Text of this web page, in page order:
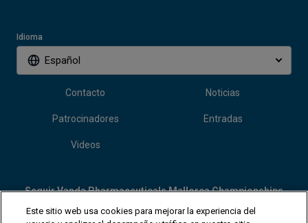
Idioma
Español
Contacto Noticias
Patrocinadores Entradas
Videos
Seguir Vanda Pharmaceuticals Mallorca Championships
Este sitio web usa cookies para mejorar la experiencia del